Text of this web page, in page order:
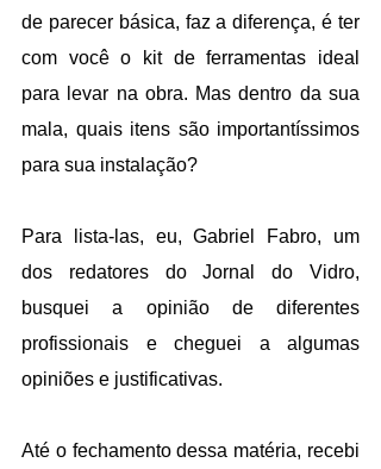
de parecer básica, faz a diferença, é ter
com você o kit de ferramentas ideal
para levar na obra. Mas dentro da sua
mala, quais itens são importantíssimos
para sua instalação?
Para lista-las, eu, Gabriel Fabro, um
dos redatores do Jornal do Vidro,
busquei a opinião de diferentes
profissionais e cheguei a algumas
opiniões e justificativas.
Até o fechamento dessa matéria, recebi